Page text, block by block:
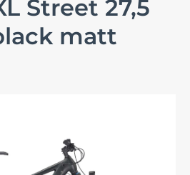
Street 27,5
matt